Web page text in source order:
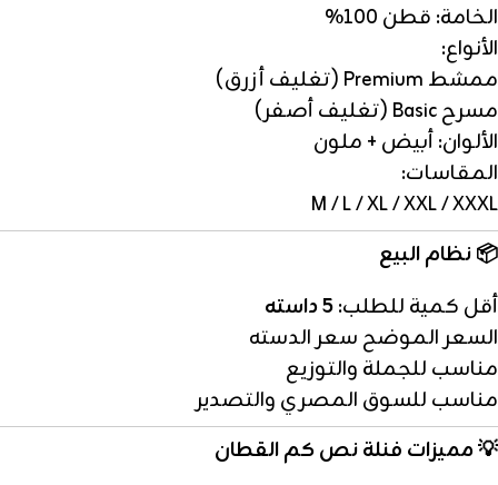
الخامة: قطن 100%
الأنواع:
ممشط Premium (تغليف أزرق)
مسرح Basic (تغليف أصفر)
الألوان: أبيض + ملون
المقاسات:
M / L / XL / XXL / XXXL
📦نظام البيع
أقل كمية للطلب:5 داسته
السعر الموضح سعر الدسته
مناسب للجملة والتوزيع
مناسب للسوق المصري والتصدير
💡مميزات فنلة نص كم القطان